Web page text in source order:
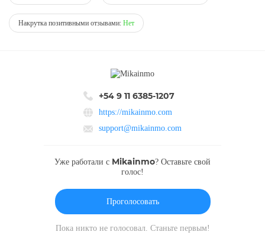
Накрутка позитивными отзывами: Нет
+54 9 11 6385-1207
https://mikainmo.com
support@mikainmo.com
Уже работали с Mikainmo? Оставьте свой
голос!
Проголосовать
Пока никто не голосовал. Станьте первым!